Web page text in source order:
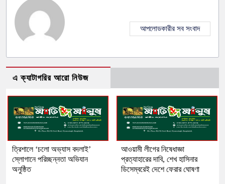
আপলোডকারীর সব সংবাদ
এ ক্যাটাগরির আরো নিউজ
‎ত্রিশালে ‘চলো অভ্যাস বদলাই’
স্লোগানে পরিচ্ছন্নতা অভিযান
অনুষ্ঠিত
আওয়ামী লীগের নিষেধাজ্ঞা
প্রত্যাহারের দাবি, শেখ হাসিনার
ডিসেম্বরেই দেশে ফেরার ঘোষণা